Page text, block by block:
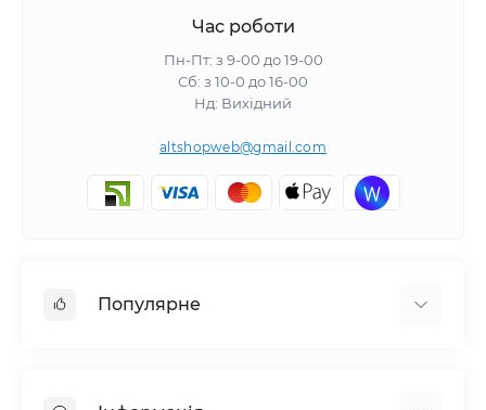
Час роботи
Пн-Пт: з 9-00 до 19-00
Сб: з 10-0 до 16-00
Нд: Вихідний
altshopweb@gmail.com
Популярне